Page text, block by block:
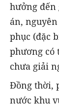
hưởng đến
án,
phục (đặc
phương có
chưa giải
Đồng thời,
nước khu